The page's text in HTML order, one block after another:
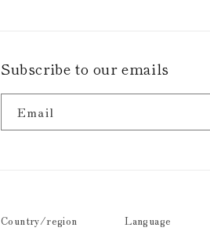
Subscribe to our emails
Email
Country/region Language